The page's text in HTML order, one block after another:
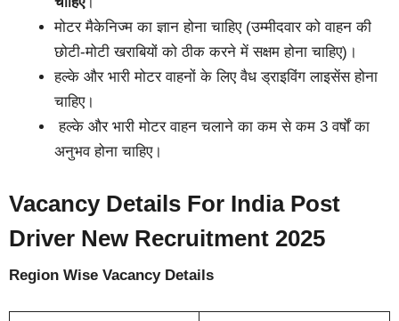
मोटर मैकेनिज्म का ज्ञान होना चाहिए (उम्मीदवार को वाहन की
छोटी-मोटी खराबियों को ठीक करने में सक्षम होना चाहिए)।
हल्के और भारी मोटर वाहनों के लिए वैध ड्राइविंग लाइसेंस होना
चाहिए।
हल्के और भारी मोटर वाहन चलाने का कम से कम 3 वर्षों का
अनुभव होना चाहिए।
Vacancy Details For India Post
Driver New Recruitment 2025
Region Wise Vacancy Details